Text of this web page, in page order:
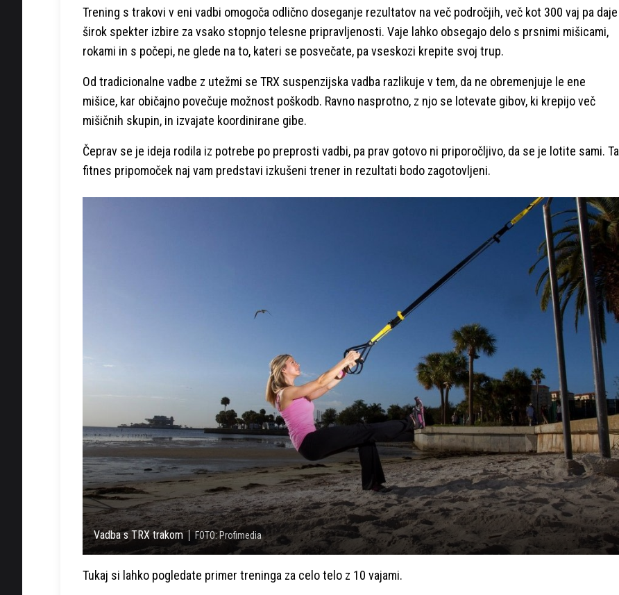
Trening s trakovi v eni vadbi omogoča odlično doseganje rezultatov na več področjih, več kot 300 vaj pa daje
širok spekter izbire za vsako stopnjo telesne pripravljenosti. Vaje lahko obsegajo delo s prsnimi mišicami,
rokami in s počepi, ne glede na to, kateri se posvečate, pa vseskozi krepite svoj trup.
Od tradicionalne vadbe z utežmi se TRX suspenzijska vadba razlikuje v tem, da ne obremenjuje le ene
mišice, kar običajno povečuje možnost poškodb. Ravno nasprotno, z njo se lotevate gibov, ki krepijo več
mišičnih skupin, in izvajate koordinirane gibe.
Čeprav se je ideja rodila iz potrebe po preprosti vadbi, pa prav gotovo ni priporočljivo, da se je lotite sami. Ta
fitnes pripomoček naj vam predstavi izkušeni trener in rezultati bodo zagotovljeni.
Vadba s TRX trakom FOTO: Profimedia
Tukaj si lahko pogledate primer treninga za celo telo z 10 vajami.